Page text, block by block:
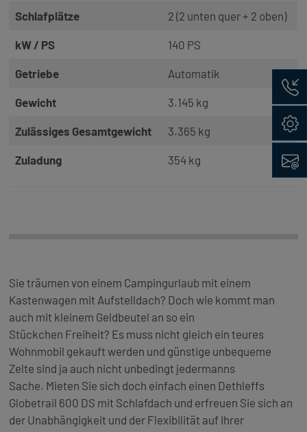
Schlafplätze 2 (2 unten quer + 2 oben)
kW / PS 140 PS
Getriebe Automatik
Gewicht 3.145 kg
Zulässiges Gesamtgewicht 3.365 kg
Zuladung 354 kg
Sie träumen von einem Campingurlaub mit einem
Kastenwagen mit Aufstelldach? Doch wie kommt man
auch mit kleinem Geldbeutel an so ein
Stückchen Freiheit? Es muss nicht gleich ein teures
Wohnmobil gekauft werden und günstige unbequeme
Zelte sind ja auch nicht unbedingt jedermanns
Sache. Mieten Sie sich doch einfach einen Dethleffs
Globetrail 600 DS mit Schlafdach und erfreuen Sie sich an
der Unabhängigkeit und der Flexibilität auf Ihrer